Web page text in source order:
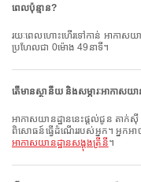
ពេលប៉ុន្មាន?
រយៈពេលហោះហើរទៅកាន់ អាកាសយានដ្ឋានសង្តុងត្រីនី (JTR) ជាមួយ Aegean Airlines
ប្រហែលជា 0ម៉ោង 49នាទី។
តើមានស្ថានីយ និងសម្ភារៈអាកាសយា
អាកាសយានដ្ឋាននេះផ្តល់ជូន តាក់ស៊ី និងសេវាកម្មជាច្រើនផ្សេងទៀត ដើម្បីលើកកម្ពស់បទ
ពិសោធន៍ធ្វើដំណើររបស់អ្នក។ អ្នកអ
អាកាសយានដ្ឋានសង្តុងត្រីនី។